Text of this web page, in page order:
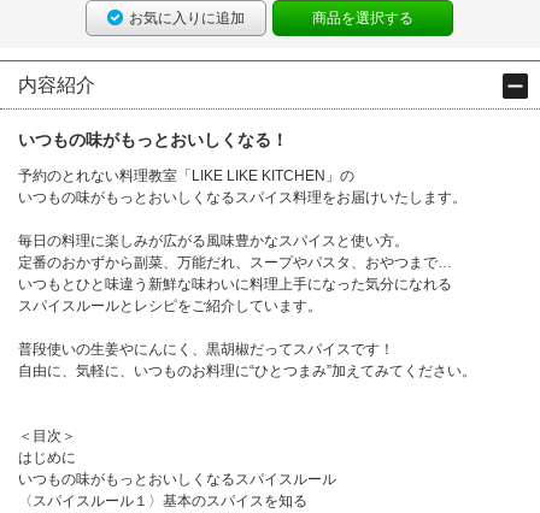
お気に入りに追加 商品を選択する
内容紹介
いつもの味がもっとおいしくなる！
予約のとれない料理教室「LIKE LIKE KITCHEN」の
いつもの味がもっとおいしくなるスパイス料理をお届けいたします。
毎日の料理に楽しみが広がる風味豊かなスパイスと使い方。
定番のおかずから副菜、万能だれ、スープやパスタ、おやつまで…
いつもとひと味違う新鮮な味わいに料理上手になった気分になれる
スパイスルールとレシピをご紹介しています。
普段使いの生姜やにんにく、黒胡椒だってスパイスです！
自由に、気軽に、いつものお料理に“ひとつまみ”加えてみてください。
＜目次＞
はじめに
いつもの味がもっとおいしくなるスパイスルール
〈スパイスルール１〉基本のスパイスを知る